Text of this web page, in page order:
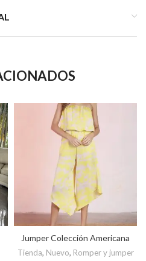
Jumper Colección Americana
Tienda, Nuevo, Romper y jumper